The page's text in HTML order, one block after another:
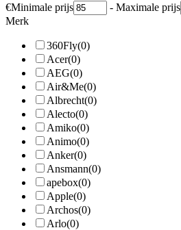
€Minimale prijs - Maximale prijs
Merk
360Fly(0)
Acer(0)
AEG(0)
Air&Me(0)
Albrecht(0)
Alecto(0)
Amiko(0)
Animo(0)
Anker(0)
Ansmann(0)
apebox(0)
Apple(0)
Archos(0)
Arlo(0)